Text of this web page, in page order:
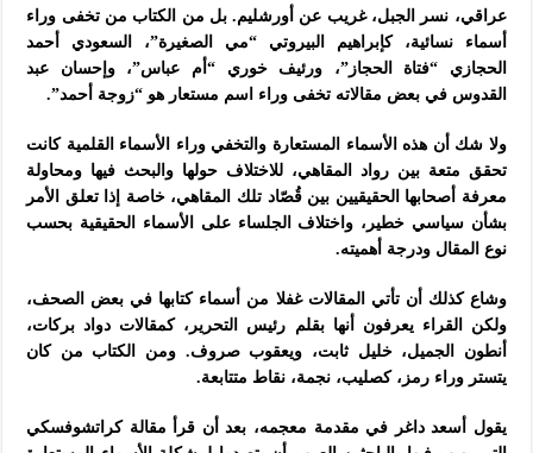
عراقي، نسر الجبل، غريب عن أورشليم. بل من الكتاب من تخفى وراء
أسماء نسائية، كإبراهيم البيروتي “مي الصغيرة”، السعودي أحمد
الحجازي “فتاة الحجاز”، ورئيف خوري “أم عباس”، وإحسان عبد
القدوس في بعض مقالاته تخفى وراء اسم مستعار هو “زوجة أحمد”.
ولا شك أن هذه الأسماء المستعارة والتخفي وراء الأسماء القلمية كانت
تحقق متعة بين رواد المقاهي، للاختلاف حولها والبحث فيها ومحاولة
معرفة أصحابها الحقيقيين بين قُصّاد تلك المقاهي، خاصة إذا تعلق الأمر
بشأن سياسي خطير، واختلاف الجلساء على الأسماء الحقيقية بحسب
نوع المقال ودرجة أهميته.
وشاع كذلك أن تأتي المقالات غفلا من أسماء كتابها في بعض الصحف،
ولكن القراء يعرفون أنها بقلم رئيس التحرير، كمقالات دواد بركات،
أنطون الجميل، خليل ثابت، ويعقوب صروف. ومن الكتاب من كان
يتستر وراء رمز، كصليب، نجمة، نقاط متتابعة.
يقول أسعد داغر في مقدمة معجمه، بعد أن قرأ مقالة كراتشوفسكي